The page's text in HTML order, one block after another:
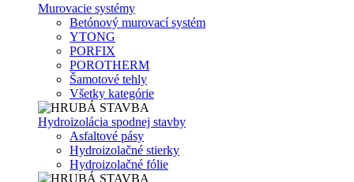
Murovacie systémy
Betónový murovací systém
YTONG
PORFIX
POROTHERM
Šamotové tehly
Všetky kategórie
Hydroizolácia spodnej stavby
Asfaltové pásy
Hydroizolačné stierky
Hydroizolačné fólie